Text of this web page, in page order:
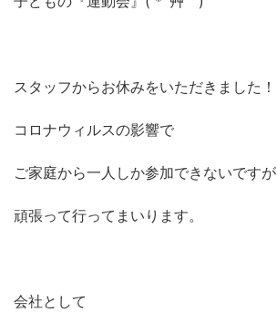
スタッフからお休みをいただきました！
コロナウィルスの影響で
ご家庭から一人しか参加できないですが
頑張って行ってまいります。
会社として